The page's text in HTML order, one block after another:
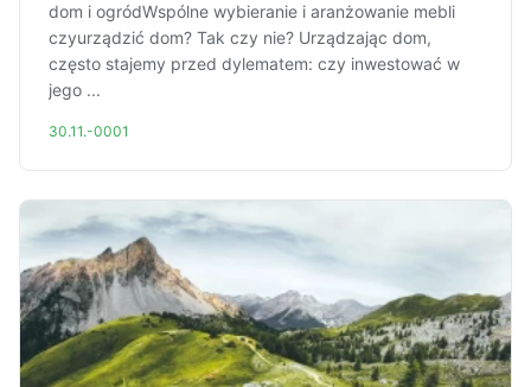
dom i ogródWspólne wybieranie i aranżowanie mebli
czyurządzić dom? Tak czy nie? Urządzając dom,
często stajemy przed dylematem: czy inwestować w
jego ...
30.11.-0001